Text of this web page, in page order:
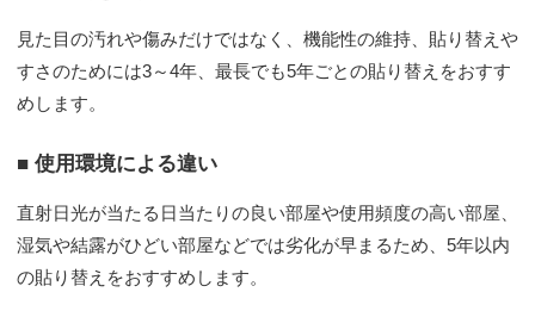
見た目の汚れや傷みだけではなく、機能性の維持、貼り替えや
すさのためには3～4年、最長でも5年ごとの貼り替えをおすす
めします。
■ 使用環境による違い
直射日光が当たる日当たりの良い部屋や使用頻度の高い部屋、
湿気や結露がひどい部屋などでは劣化が早まるため、5年以内
の貼り替えをおすすめします。